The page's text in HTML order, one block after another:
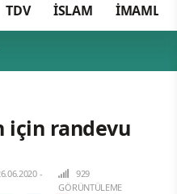
TDV İSLAM İMAMLAR
için randevu
-
929
GÖRÜNTÜLEME